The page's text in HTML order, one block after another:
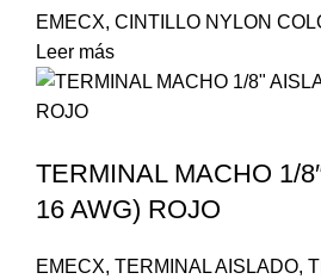
EMECX, CINTILLO NYLON
Leer más
TERMINAL MACHO 1/
16 AWG) ROJO
EMECX, TERMINAL AISLADO,